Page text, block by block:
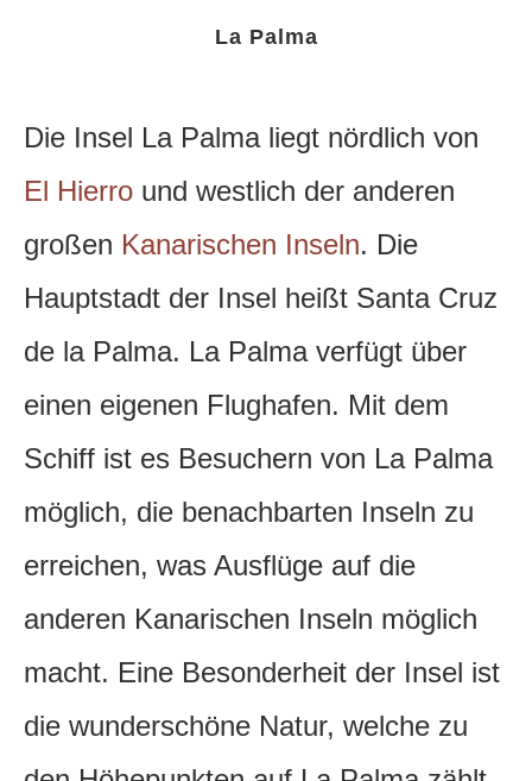
La Palma
Die Insel La Palma liegt nördlich von
El Hierro und westlich der anderen
großen Kanarischen Inseln. Die
Hauptstadt der Insel heißt Santa Cruz
de la Palma. La Palma verfügt über
einen eigenen Flughafen. Mit dem
Schiff ist es Besuchern von La Palma
möglich, die benachbarten Inseln zu
erreichen, was Ausflüge auf die
anderen Kanarischen Inseln möglich
macht. Eine Besonderheit der Insel ist
die wunderschöne Natur, welche zu